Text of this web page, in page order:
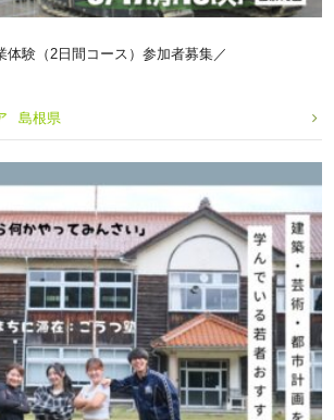
体験（2日間コース）参加者募集／
島根県